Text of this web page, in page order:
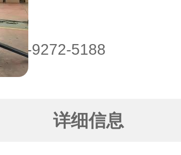
151-9272-5188
详细信息